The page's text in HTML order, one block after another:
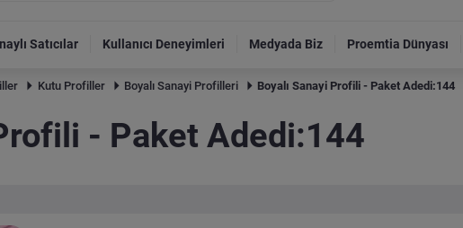
Satıcılar Kullanıcı Deneyimleri Medyada Biz Proemtia Dünyası
Kutu Profiller Boyalı Sanayi Profilleri Boyalı Sanayi Profili - Paket Adedi:144
- Paket Adedi:144